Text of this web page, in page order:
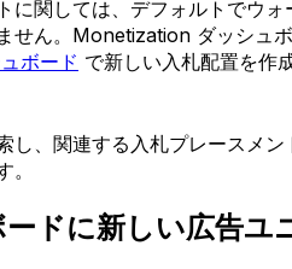
に関しては、デフォルトでウ
せん。Monetization ダッシュ
ボード で新しい入札配置を作
し、関連する入札プレース
ドに新しい広告ユ